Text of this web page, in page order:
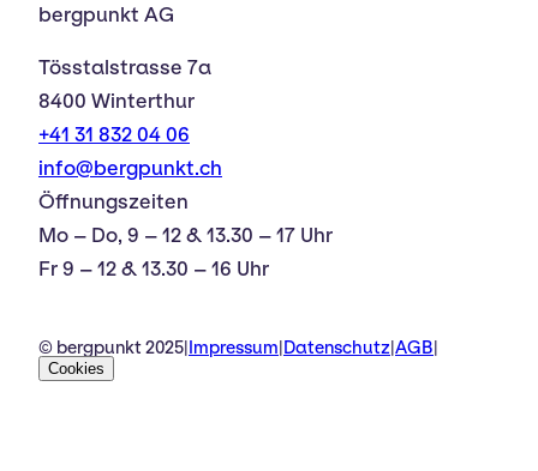
bergpunkt AG
Tösstalstrasse 7a
8400 Winterthur
+41 31 832 04 06
info@bergpunkt.ch
Öffnungszeiten
Mo – Do, 9 – 12 & 13.30 – 17 Uhr
Fr 9 – 12 & 13.30 – 16 Uhr
© bergpunkt 2025 Impressum Datenschutz AGB
Cookies